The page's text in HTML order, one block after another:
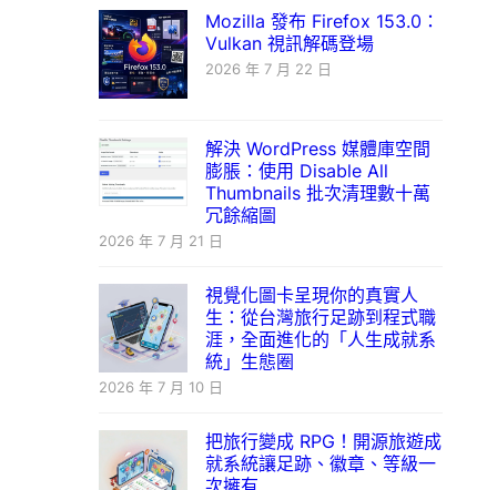
Mozilla 發布 Firefox 153.0：
Vulkan 視訊解碼登場
2026 年 7 月 22 日
解決 WordPress 媒體庫空間
膨脹：使用 Disable All
Thumbnails 批次清理數十萬
冗餘縮圖
2026 年 7 月 21 日
視覺化圖卡呈現你的真實人
生：從台灣旅行足跡到程式職
涯，全面進化的「人生成就系
統」生態圈
2026 年 7 月 10 日
把旅行變成 RPG！開源旅遊成
就系統讓足跡、徽章、等級一